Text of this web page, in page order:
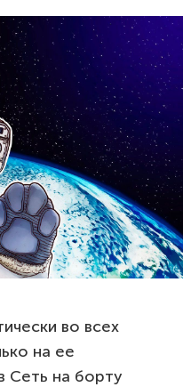
во всех
на ее
Сеть на борту